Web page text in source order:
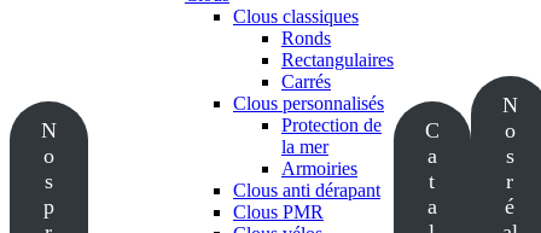
N
o
s
p
Clous classiques
Ronds
Rectangulaires
Carrés
Clous personnalisés
Protection de
la mer
Armoiries
Clous anti dérapant
Clous PMR
C
a
t
a
N
o
s
r
é